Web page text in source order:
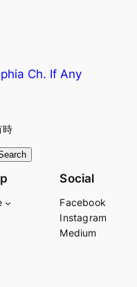
Ch. If Any
時
Social
Facebook
Instagram
Medium